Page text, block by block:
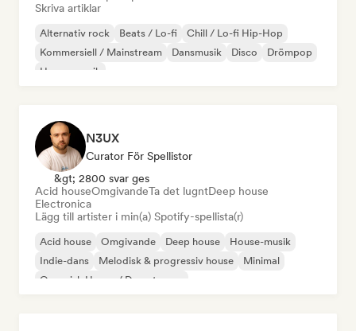
Skriva artiklar
Alternativ rock Beats / Lo-fi
Chill / Lo-fi Hip-Hop
Kommersiell / Mainstream
Dansmusik Disco
Drömpop
House-musik
N3UX
Curator För Spellistor
&gt; 2800 svar ges
Acid houseOmgivandeTa det lugntDeep house
Electronica
Lägg till artister i min(a) Spotify-spellista(r)
Acid house Omgivande Deep house
House-musik
Indie-dans
Melodisk & progressiv house
Minimal
Organisk House / Downtempo